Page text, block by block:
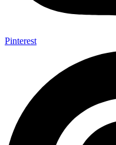
Pinterest